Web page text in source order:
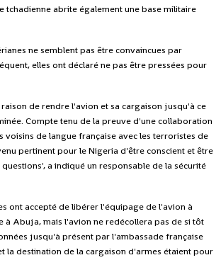
tchadienne abrite également une base militaire
ne semblent pas être convaincues par
elles ont déclaré ne pas être pressées pour
raison de rendre l'avion et sa cargaison jusqu'à ce
Compte tenu de la preuve d'une collaboration
voisins de langue française avec les terroristes de
pertinent pour le Nigeria d'être conscient et être
a indiqué un responsable de la sécurité
ont accepté de libérer l'équipage de l'avion à
à Abuja, mais l'avion ne redécollera pas de si tôt
jusqu'à présent par l'ambassade française
la destination de la cargaison d'armes étaient pour